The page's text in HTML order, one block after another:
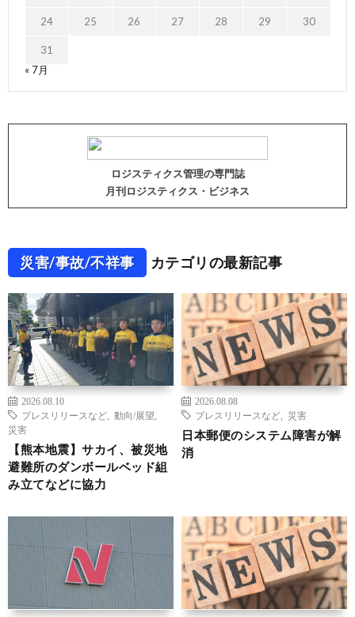
24 25 26 27 28 29 30
31
« 7月
ロジスティクス管理の専門誌
月刊ロジスティクス・ビジネス
災害/事故/不祥事 カテゴリの最新記事
2026.08.10
プレスリリースなど
動向/展望
災害
【熊本地震】サカイ、被災地
避難所のダンボールベッド組
み立てなどに協力
2026.08.08
プレスリリースなど
災害
日本郵便のシステム障害が解
消